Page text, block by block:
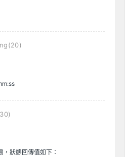
狀態回傳值如下：